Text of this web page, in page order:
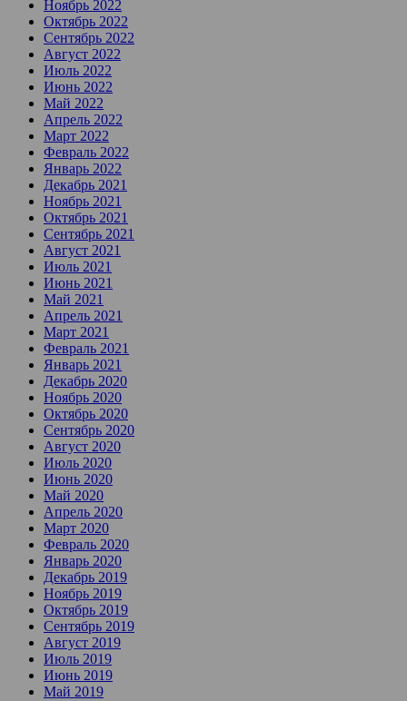
Ноябрь 2022
Октябрь 2022
Сентябрь 2022
Август 2022
Июль 2022
Июнь 2022
Май 2022
Апрель 2022
Март 2022
Февраль 2022
Январь 2022
Декабрь 2021
Ноябрь 2021
Октябрь 2021
Сентябрь 2021
Август 2021
Июль 2021
Июнь 2021
Май 2021
Апрель 2021
Март 2021
Февраль 2021
Январь 2021
Декабрь 2020
Ноябрь 2020
Октябрь 2020
Сентябрь 2020
Август 2020
Июль 2020
Июнь 2020
Май 2020
Апрель 2020
Март 2020
Февраль 2020
Январь 2020
Декабрь 2019
Ноябрь 2019
Октябрь 2019
Сентябрь 2019
Август 2019
Июль 2019
Июнь 2019
Май 2019